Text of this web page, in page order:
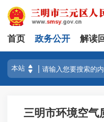
首页 政务公开 解读
三明市环境空气